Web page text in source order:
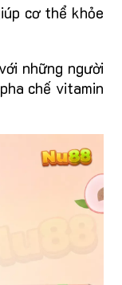
cơ thể khỏe
những người
chế vitamin